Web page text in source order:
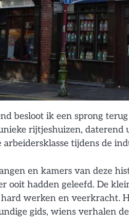
besloot ik een sprong
rijtjeshuizen,
tijdens de
en kamers van deze
ooit hadden geleefd. De
werken en veerkracht.
gids, wiens verhalen